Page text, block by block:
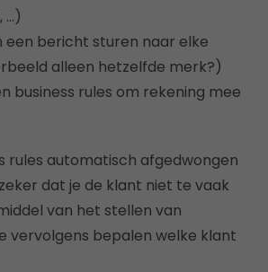
…)
een bericht sturen naar elke
alleen hetzelfde merk?)
business rules om rekening mee
rules automatisch afgedwongen
dat je de klant niet te vaak
van het stellen van
vervolgens bepalen welke klant